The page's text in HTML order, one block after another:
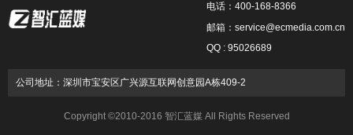
电话：400-168-8366
邮箱：service@ecmedia.com.cn
QQ : 95026689
公司地址：深圳市宝安区广兴源互联网创意园A栋409-2
Copyright ©2010-2016 智汇蓝媒 All Rights Reserved